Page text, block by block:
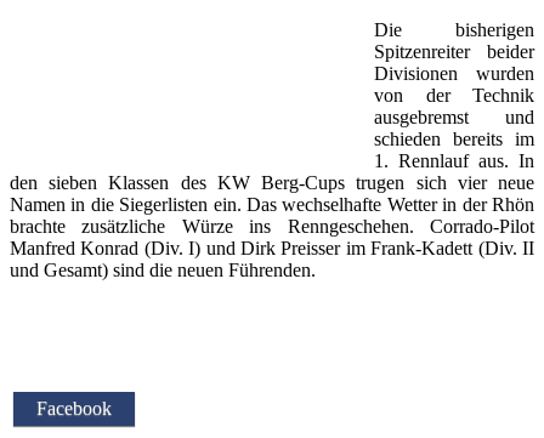
Die bisherigen
Spitzenreiter beider
Divisionen wurden
von der Technik
ausgebremst und
schieden bereits im
1. Rennlauf aus. In
den sieben Klassen des KW Berg-Cups trugen sich vier neue
Namen in die Siegerlisten ein. Das wechselhafte Wetter in der Rhön
brachte zusätzliche Würze ins Renngeschehen. Corrado-Pilot
Manfred Konrad (Div. I) und Dirk Preisser im Frank-Kadett (Div. II
und Gesamt) sind die neuen Führenden.
Facebook